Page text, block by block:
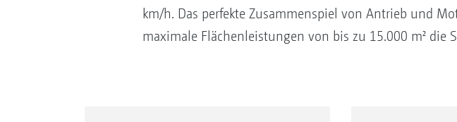
km/h. Das perfekte Zusammenspiel von Antrieb und
maximale Flächenleistungen von bis zu 15.000 m² die